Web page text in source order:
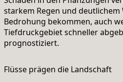
starkem Regen und
Bedrohung bekommen, auch
Tiefdruckgebiet schneller
prognostiziert.
Flüsse prägen die Landschaft